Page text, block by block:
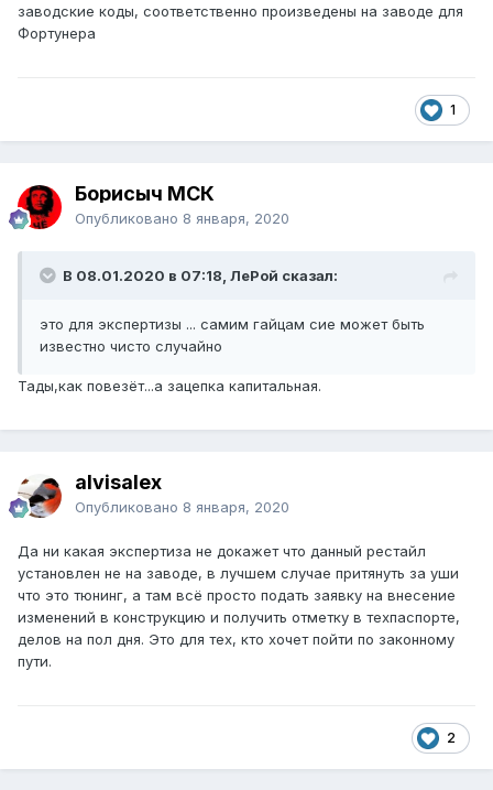
заводские коды, соответственно произведены на заводе для
Фортунера
1
Борисыч МСК
Опубликовано 8 января, 2020
В 08.01.2020 в 07:18, ЛеРой сказал:
это для экспертизы ... самим гайцам сие может быть
известно чисто случайно
Тады,как повезёт...а зацепка капитальная.
alvisalex
Опубликовано 8 января, 2020
Да ни какая экспертиза не докажет что данный рестайл
установлен не на заводе, в лучшем случае притянуть за уши
что это тюнинг, а там всё просто подать заявку на внесение
изменений в конструкцию и получить отметку в техпаспорте,
делов на пол дня. Это для тех, кто хочет пойти по законному
пути.
2